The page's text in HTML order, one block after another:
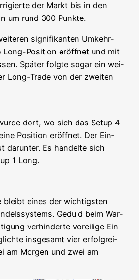
der Markt bis in den
um rund 300 Punkte.
signi­fi­kan­ten Umkehr­
Long-Posi­ti­on eröff­net und mit
Spä­ter folg­te sogar ein wei­
Long-Trade von der zwei­ten
dort, wo sich das Set­up 4
Posi­ti­on eröff­net. Der Ein­
dar­un­ter. Es han­del­te sich
1 Long.
bleibt eines der wich­tigs­ten
Geduld beim War­
ver­hin­der­te vor­ei­li­ge Ein­
ins­ge­samt vier erfolg­rei­
am Mor­gen und zwei am